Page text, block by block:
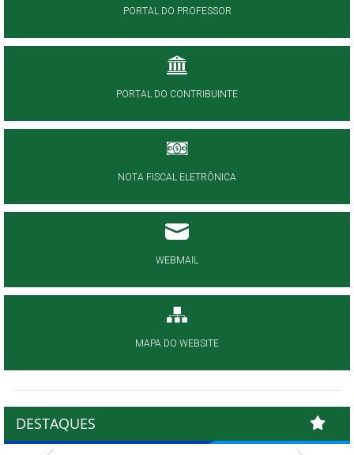
PORTAL DO PROFESSOR
PORTAL DO CONTRIBUINTE
NOTA FISCAL ELETRÔNICA
WEBMAIL
MAPA DO WEBSITE
DESTAQUES